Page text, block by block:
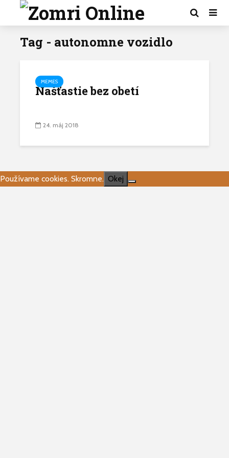
Tag - autonomne vozidlo
MEMES
Našťastie bez obetí
24. máj 2018
Používame cookies. Skromne. Okej